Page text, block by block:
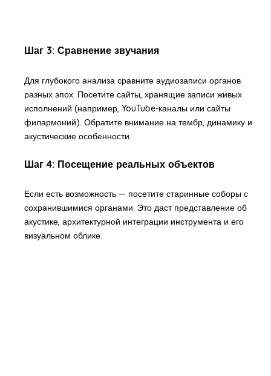
Шаг 3: Сравнение звучания
Для глубокого анализа сравните аудиозаписи органов
разных эпох. Посетите сайты, хранящие записи живых
исполнений (например, YouTube-каналы или сайты
филармоний). Обратите внимание на тембр, динамику и
акустические особенности.
Шаг 4: Посещение реальных объектов
Если есть возможность — посетите старинные соборы с
сохранившимися органами. Это даст представление об
акустике, архитектурной интеграции инструмента и его
визуальном облике.